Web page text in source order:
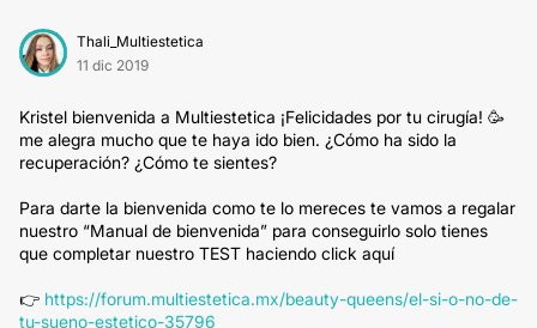
Thali_Multiestetica
11 dic 2019
Kristel bienvenida a Multiestetica ¡Felicidades por tu cirugía! 🥳
me alegra mucho que te haya ido bien. ¿Cómo ha sido la
recuperación? ¿Cómo te sientes?
Para darte la bienvenida como te lo mereces te vamos a regalar
nuestro “Manual de bienvenida” para conseguirlo solo tienes
que completar nuestro TEST haciendo click aquí
👉 https://forum.multiestetica.mx/beauty-queens/el-si-o-no-de-
tu-sueno-estetico-35796